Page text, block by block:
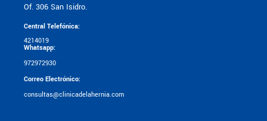
Of. 306 San Isidro.
Central Telefónica:
4214019
Whatsapp:
972972930
Correo Electrónico:
consultas@clinicadelahernia.com